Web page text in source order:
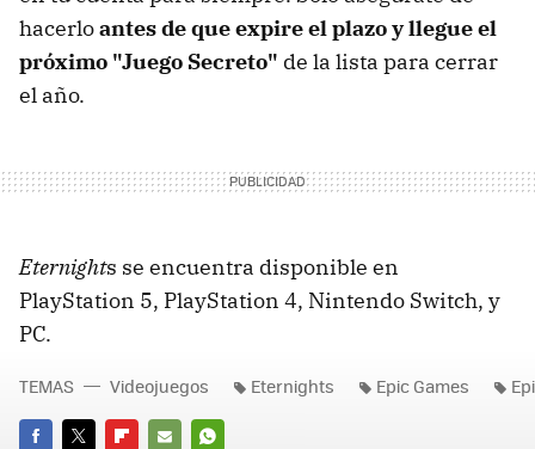
hacerloantes de que expire el plazo y llegue el
próximo "Juego Secreto" de la lista para cerrar
el año.
Eternights se encuentra disponible en
PlayStation 5, PlayStation 4, Nintendo Switch, y
PC.
TEMAS Videojuegos Eternights Epic Games